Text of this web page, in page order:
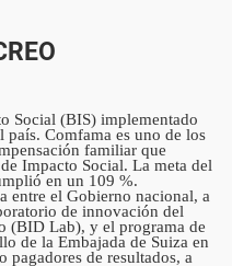
Social (BIS) implementado
país. Comfama es uno de los
familiar que
Impacto Social. La meta del
en un 109 %.
entre el Gobierno nacional, a
de innovación del
(BID Lab), y el programa de
de la Embajada de Suiza en
pagadores de resultados, a